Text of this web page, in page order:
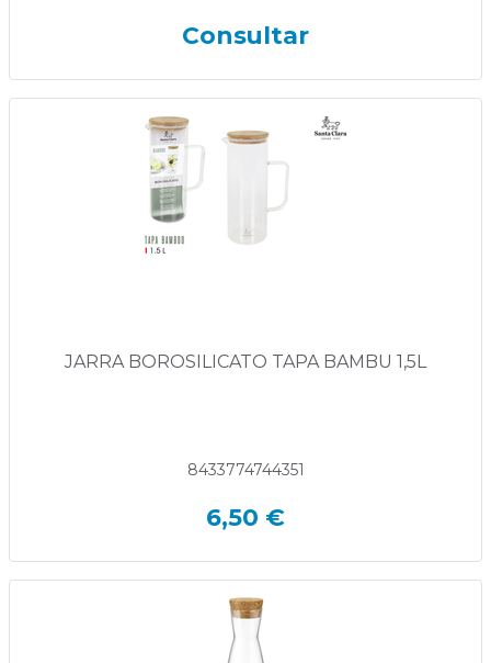
Consultar
JARRA BOROSILICATO TAPA BAMBU 1,5L
8433774744351
6,50 €